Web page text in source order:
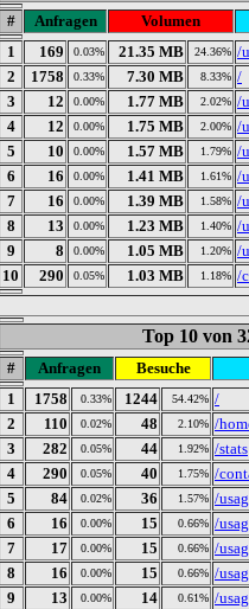
# Anfragen
Volumen
1
169 0.03% 21.35 MB 24.36% /
2
1758 0.33% 7.30 MB 8.33% /
3
12 0.00% 1.77 MB 2.02% /
4
12 0.00% 1.75 MB 2.00% /
5
10 0.00% 1.57 MB 1.79% /
6
16 0.00% 1.41 MB 1.61% /
7
16 0.00% 1.39 MB 1.58% /
8
13 0.00% 1.23 MB 1.40% /
9
8 0.00% 1.05 MB 1.20% /
10
290 0.05% 1.03 MB 1.18% /
Top 10 von
# Anfragen
Besuche
1
1758 0.33% 1244 54.42% /
2
110 0.02% 48 2.10% /
3
282 0.05% 44 1.92% /stats
4
290 0.05% 40 1.75% /
5
84 0.02% 36 1.57% /
6
16 0.00% 15 0.66% /
7
17 0.00% 15 0.66% /
8
16 0.00% 15 0.66% /
9
13 0.00% 14 0.61% /